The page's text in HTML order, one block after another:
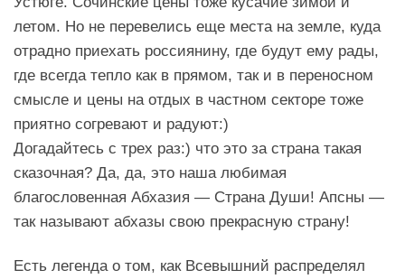
летом. Но не перевелись еще места на земле, куда
отрадно приехать россиянину, где будут ему рады,
где всегда тепло как в прямом, так и в переносном
смысле и цены на отдых в частном секторе тоже
приятно согревают и радуют:)
Догадайтесь с трех раз:) что это за страна такая
сказочная? Да, да, это наша любимая
благословенная Абхазия — Страна Души! Апсны —
так называют абхазы свою прекрасную страну!
Есть легенда о том, как Всевышний распределял